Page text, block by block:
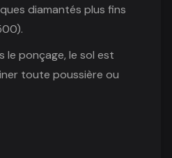
diamantés plus fins
le ponçage, le sol est
toute poussière ou